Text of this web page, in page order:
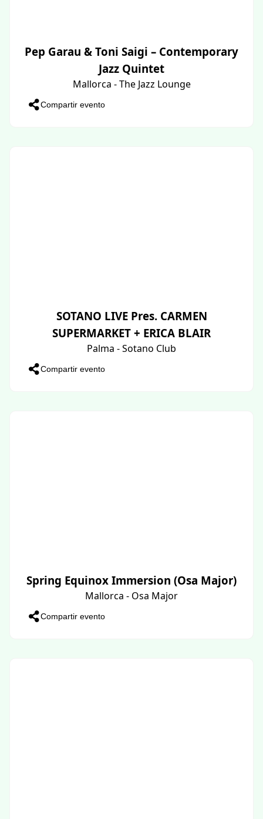
Pep Garau & Toni Saigi – Contemporary
Jazz Quintet
Mallorca - The Jazz Lounge
Compartir evento
SOTANO LIVE Pres. CARMEN
SUPERMARKET + ERICA BLAIR
Palma - Sotano Club
Compartir evento
Spring Equinox Immersion (Osa Major)
Mallorca - Osa Major
Compartir evento